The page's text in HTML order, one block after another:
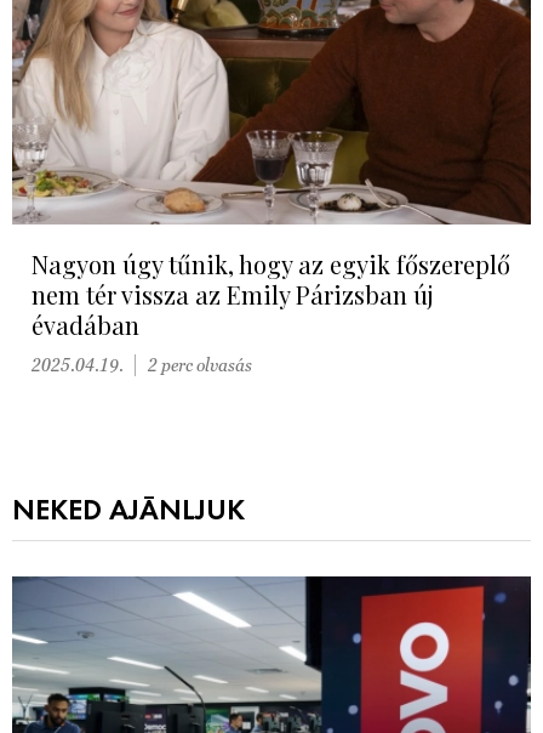
Nagyon úgy tűnik, hogy az egyik főszereplő
nem tér vissza az Emily Párizsban új
évadában
2025.04.19. 2 perc olvasás
NEKED AJÁNLJUK